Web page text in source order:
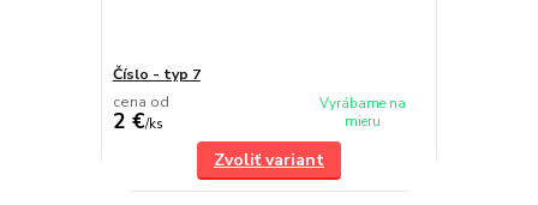
Číslo - typ 7
cena od
2 €/ks
Vyrábame na
mieru
Zvoliť variant